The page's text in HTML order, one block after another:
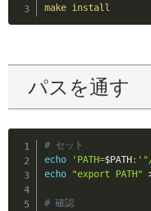
make install
パスを通す
# セット
echo
'PATH=$PATH:'
echo
"export PATH"
# 確認